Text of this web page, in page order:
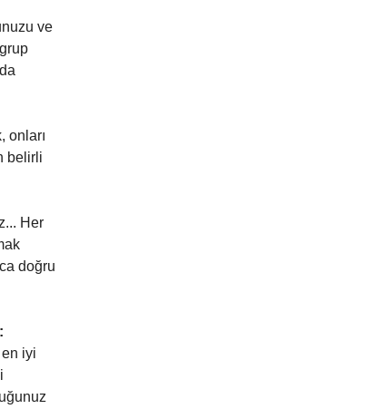
ve
onları
belirli
Her
doğru
en iyi